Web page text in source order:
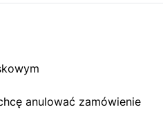
anulować zamówienie